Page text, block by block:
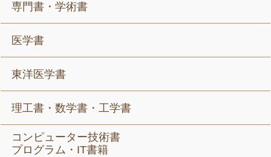
専門書・学術書
医学書
東洋医学書
理工書・数学書・工学書
コンピューター技術書
プログラム・IT書籍